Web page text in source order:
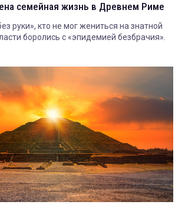
семейная жизнь в Древнем Риме
руки», кто не мог жениться на знатной
боролись с «эпидемией безбрачия».